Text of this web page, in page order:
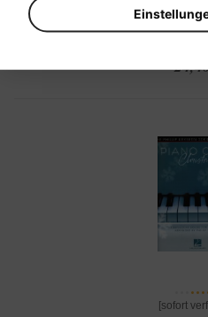
from Barbie, The Little
[sofort